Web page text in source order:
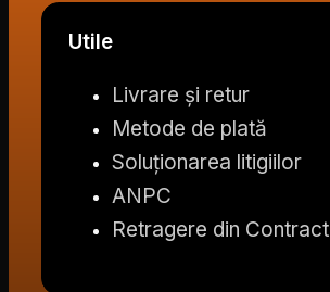
Utile
Livrare și retur
Metode de plată
Soluționarea litigiilor
ANPC
Retragere din Contract